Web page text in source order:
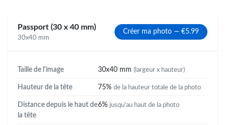
Passport (30 x 40 mm)
30x40 mm
Créer ma photo — €5.99
Taille de l'image 30x40 mm (largeur x hauteur)
Hauteur de la tête 75% de la hauteur totale de la photo
Distance depuis le haut de
la tête
6% jusqu'au haut de la photo